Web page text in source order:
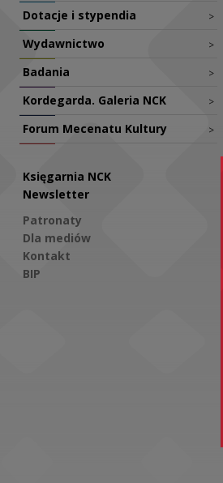
Dotacje i stypendia >
Wydawnictwo >
Badania >
Kordegarda. Galeria NCK >
Forum Mecenatu Kultury >
Księgarnia NCK
Newsletter
Patronaty
Dla mediów
Kontakt
BIP